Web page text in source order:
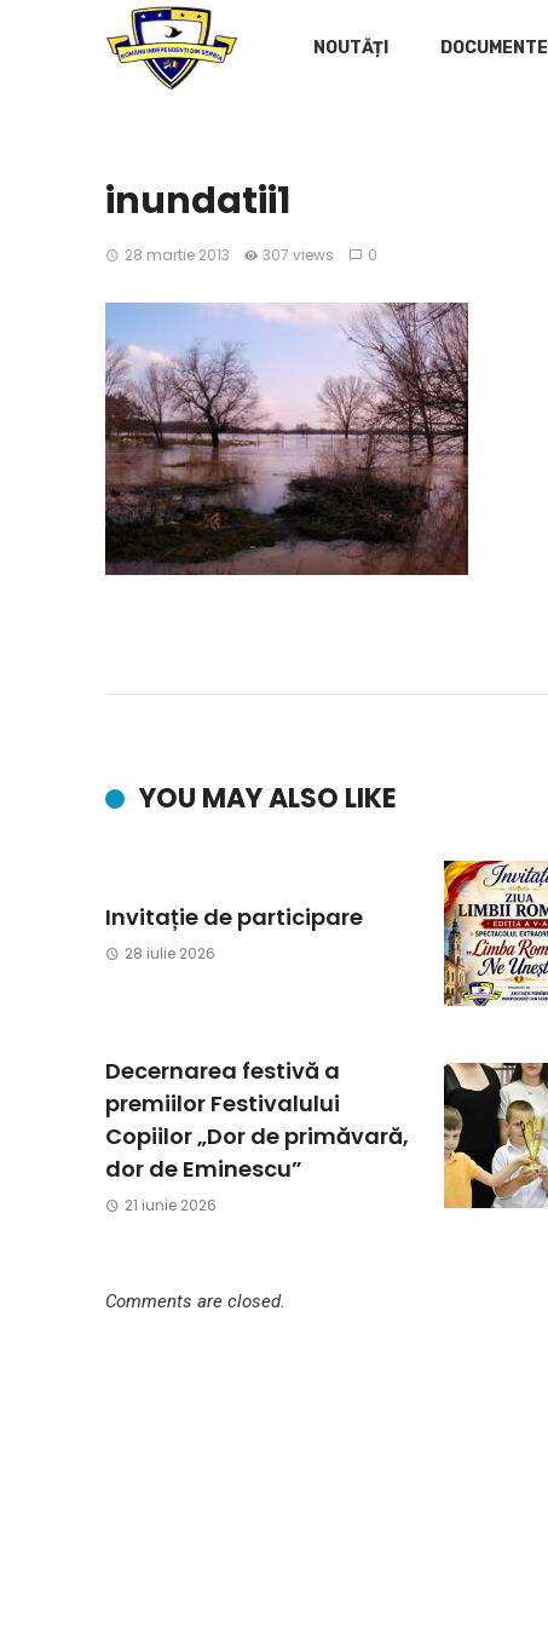
NOUTĂȚI DOCUMENTE
inundatii1
28 martie 2013 307 views 0
YOU MAY ALSO LIKE
Invitație de participare
28 iulie 2026
Decernarea festivă a
premiilor Festivalului
Copiilor „Dor de primăvară,
dor de Eminescu”
21 iunie 2026
Comments are closed.